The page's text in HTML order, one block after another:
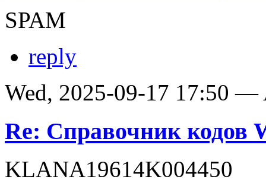
SPAM
reply
Wed, 2025-09-17 17:50 —
Re: Справочник кодов
KLANA19614K004450